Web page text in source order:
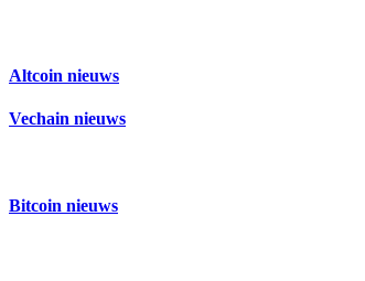
Altcoin nieuws
Vechain nieuws
Bitcoin nieuws